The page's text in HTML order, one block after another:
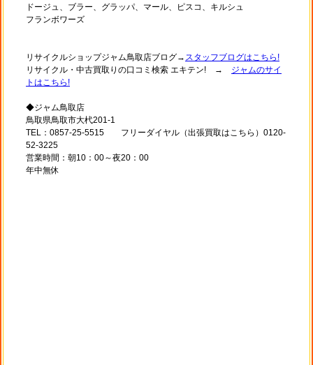
ドージュ、ブラー、グラッパ、マール、ピスコ、キルシュ
フランボワーズ
リサイクルショップジャム鳥取店ブログ→ スタッフブログはこちら!
リサイクル・中古買取りの口コミ検索 エキテン! → ジャムのサイ
トはこちら!
◆ジャム鳥取店
鳥取県鳥取市大杙201-1
TEL：0857-25-5515 フリーダイヤル（出張買取はこちら）0120-
52-3225
営業時間：朝10：00～夜20：00
年中無休